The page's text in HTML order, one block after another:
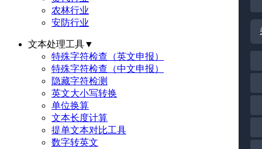
农林行业
安防行业
文本处理工具▼
特殊字符检查（英文申报）
特殊字符检查（中文申报）
隐藏字符检测
英文大小写转换
单位换算
文本长度计算
提单文本对比工具
数字转英文